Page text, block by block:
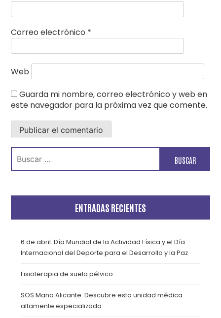
Correo electrónico *
Web
Guarda mi nombre, correo electrónico y web en
este navegador para la próxima vez que comente.
Buscar:
ENTRADAS RECIENTES
6 de abril: Día Mundial de la Actividad Física y el Día
Internacional del Deporte para el Desarrollo y la Paz
Fisioterapia de suelo pélvico
SOS Mano Alicante: Descubre esta unidad médica
altamente especializada